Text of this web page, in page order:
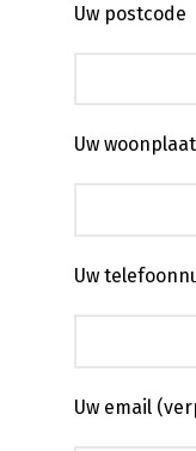
Uw postcode
Uw
Uw
Uw email